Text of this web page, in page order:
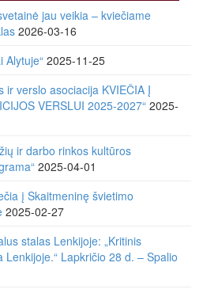
jau veikia – kviečiame
2026-03-16
Alytuje“ 2025-11-25
verslo asociacija KVIEČIA Į
VERSLUI 2025-2027“ 2025-
ir darbo rinkos kultūros
2025-04-01
į Skaitmeninę švietimo
2025-02-27
stalas Lenkijoje: „Kritinis
Lapkričio 28 d. – Spalio